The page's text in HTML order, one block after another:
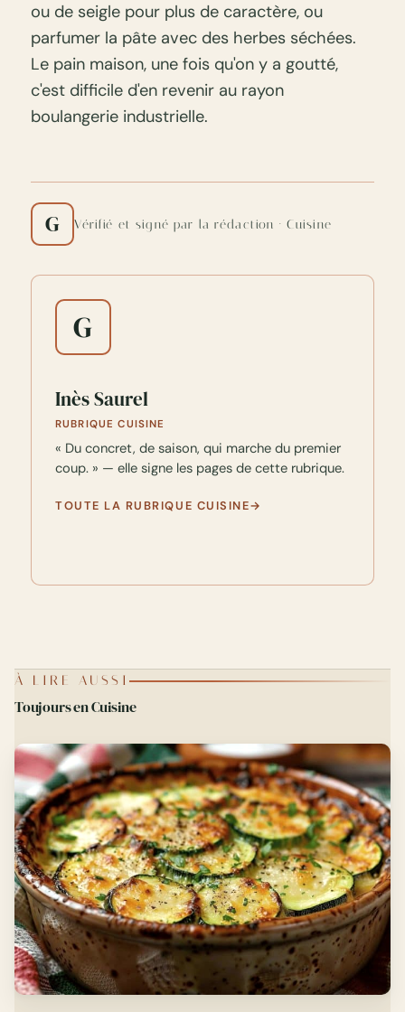
ou de seigle pour plus de caractère, ou
parfumer la pâte avec des herbes séchées.
Le pain maison, une fois qu'on y a goutté,
c'est difficile d'en revenir au rayon
boulangerie industrielle.
G Vérifié et signé par la rédaction · Cuisine
G
Inès Saurel
RUBRIQUE CUISINE
« Du concret, de saison, qui marche du premier
coup. » — elle signe les pages de cette rubrique.
TOUTE LA RUBRIQUE CUISINE
À LIRE AUSSI
Toujours en Cuisine